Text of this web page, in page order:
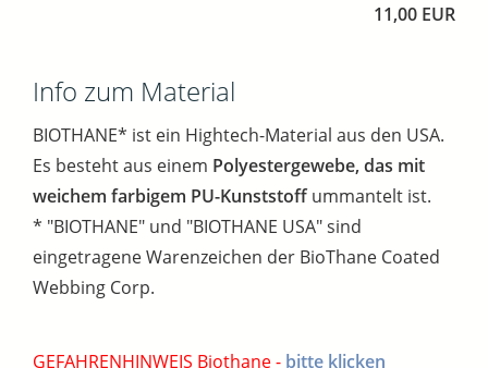
11,00 EUR
Info zum Material
BIOTHANE* ist ein Hightech-Material aus den USA.
Es besteht aus einem Polyestergewebe, das mit
weichem farbigem PU-Kunststoffummantelt ist.
* "BIOTHANE" und "BIOTHANE USA" sind
eingetragene Warenzeichen der BioThane Coated
Webbing Corp.
GEFAHRENHINWEIS Biothane - bitte klicken